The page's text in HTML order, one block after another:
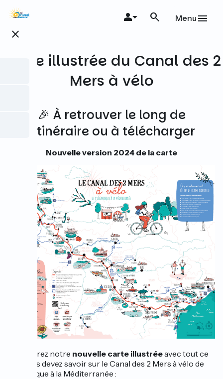
Skip
content
close
Menu
Carte illustrée du Canal des 2
Mers à vélo
🎉 À retrouver le long de
l'itinéraire ou à télécharger
Nouvelle version 2024 de la carte
Découvrez notre nouvelle carte illustréeavec tout ce
que vous devez savoir sur le Canal des 2 Mers à vélo de
l'Atlantique à la Méditerranée :